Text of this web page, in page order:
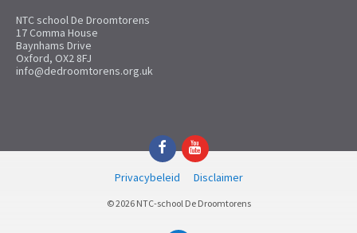
NTC school De Droomtorens
17 Comma House
Baynhams Drive
Oxford, OX2 8FJ
info@dedroomtorens.org.uk
FacebookYouTube
Privacybeleid Disclaimer
© 2026 NTC-school De Droomtorens